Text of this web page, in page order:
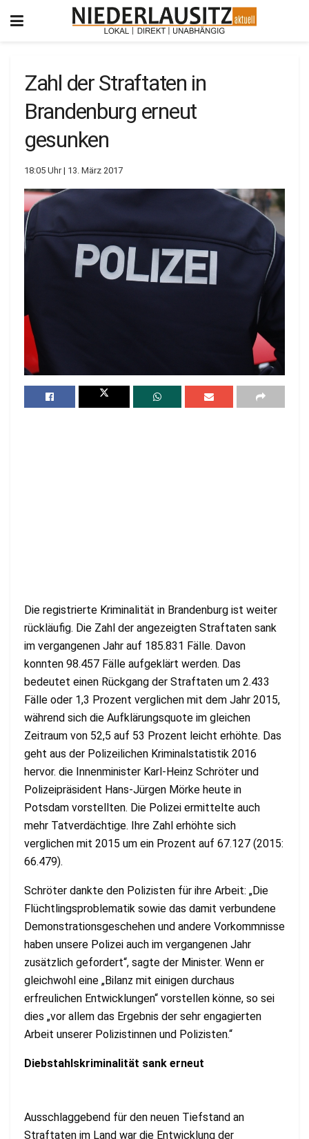
Zahl der Straftaten in
Brandenburg erneut
gesunken
18:05 Uhr | 13. März 2017
Die registrierte Kriminalität in Brandenburg ist weiter
rückläufig. Die Zahl der angezeigten Straftaten sank
im vergangenen Jahr auf 185.831 Fälle. Davon
konnten 98.457 Fälle aufgeklärt werden. Das
bedeutet einen Rückgang der Straftaten um 2.433
Fälle oder 1,3 Prozent verglichen mit dem Jahr 2015,
während sich die Aufklärungsquote im gleichen
Zeitraum von 52,5 auf 53 Prozent leicht erhöhte. Das
geht aus der Polizeilichen Kriminalstatistik 2016
hervor. die Innenminister Karl-Heinz Schröter und
Polizeipräsident Hans-Jürgen Mörke heute in
Potsdam vorstellten. Die Polizei ermittelte auch
mehr Tatverdächtige. Ihre Zahl erhöhte sich
verglichen mit 2015 um ein Prozent auf 67.127 (2015:
66.479).
Schröter dankte den Polizisten für ihre Arbeit: „Die
Flüchtlingsproblematik sowie das damit verbundene
Demonstrationsgeschehen und andere Vorkommnisse
haben unsere Polizei auch im vergangenen Jahr
zusätzlich gefordert“, sagte der Minister. Wenn er
gleichwohl eine „Bilanz mit einigen durchaus
erfreulichen Entwicklungen“ vorstellen könne, so sei
dies „vor allem das Ergebnis der sehr engagierten
Arbeit unserer Polizistinnen und Polizisten.“
Diebstahlskriminalität sank erneut
Ausschlaggebend für den neuen Tiefstand an
Straftaten im Land war die Entwicklung der